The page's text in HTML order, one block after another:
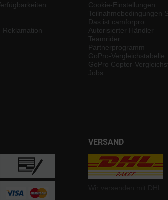
Reklamation
Cookie-Einstellungen
Teilnahmebedingungen
Das ist camforpro
Autorisierter Händler
Teamrider
Partnerprogramm
GoPro-Vergleichstabelle
GoPro Copter-
Jobs
VERSAND